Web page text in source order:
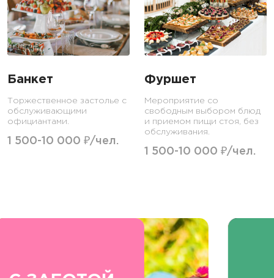
Банкет
Торжественное застолье с
обслуживающими
официантами.
1 500-10 000 ₽/чел.
Фуршет
Мероприятие со
свободным выбором блюд
и приемом пищи стоя, без
обслуживания.
1 500-10 000 ₽/чел.